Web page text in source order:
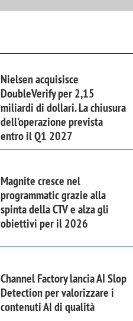
Nielsen acquisisce
DoubleVerify per 2,15
miliardi di dollari. La chiusura
dell'operazione prevista
entro il Q1 2027
Magnite cresce nel
programmatic grazie alla
spinta della CTV e alza gli
obiettivi per il 2026
Channel Factory lancia AI Slop
Detection per valorizzare i
contenuti AI di qualità